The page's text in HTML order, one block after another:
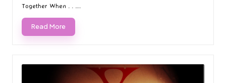
Together When . . .…
Read More